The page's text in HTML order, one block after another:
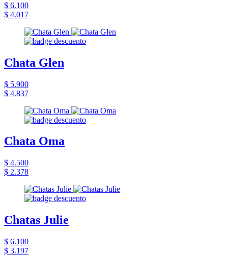
$ 6.100
$ 4.017
Chata Glen
$ 5.900
$ 4.837
Chata Oma
$ 4.500
$ 2.378
Chatas Julie
$ 6.100
$ 3.197